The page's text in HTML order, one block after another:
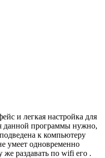
и легкая настройка для
данной программы нужно,
к компьютеру
умеет одновременно
раздавать по wifi его .